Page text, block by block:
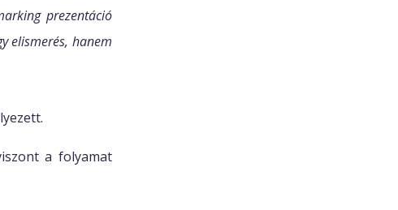
prezentáció
elismerés, hanem
a folyamat